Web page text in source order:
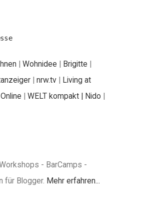
| Wohnidee | Brigitte |
| nrw.tv | Living at
| WELT kompakt | Nido |
- BarCamps -
für Blogger. Mehr erfahren...